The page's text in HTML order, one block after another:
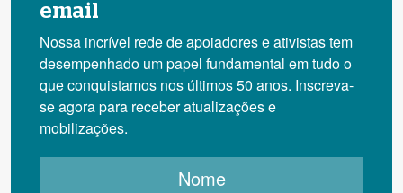
email
Nossa incrível rede de apoiadores e ativistas tem
desempenhado um papel fundamental em tudo o
que conquistamos nos últimos 50 anos. Inscreva-
se agora para receber atualizações e
mobilizações.